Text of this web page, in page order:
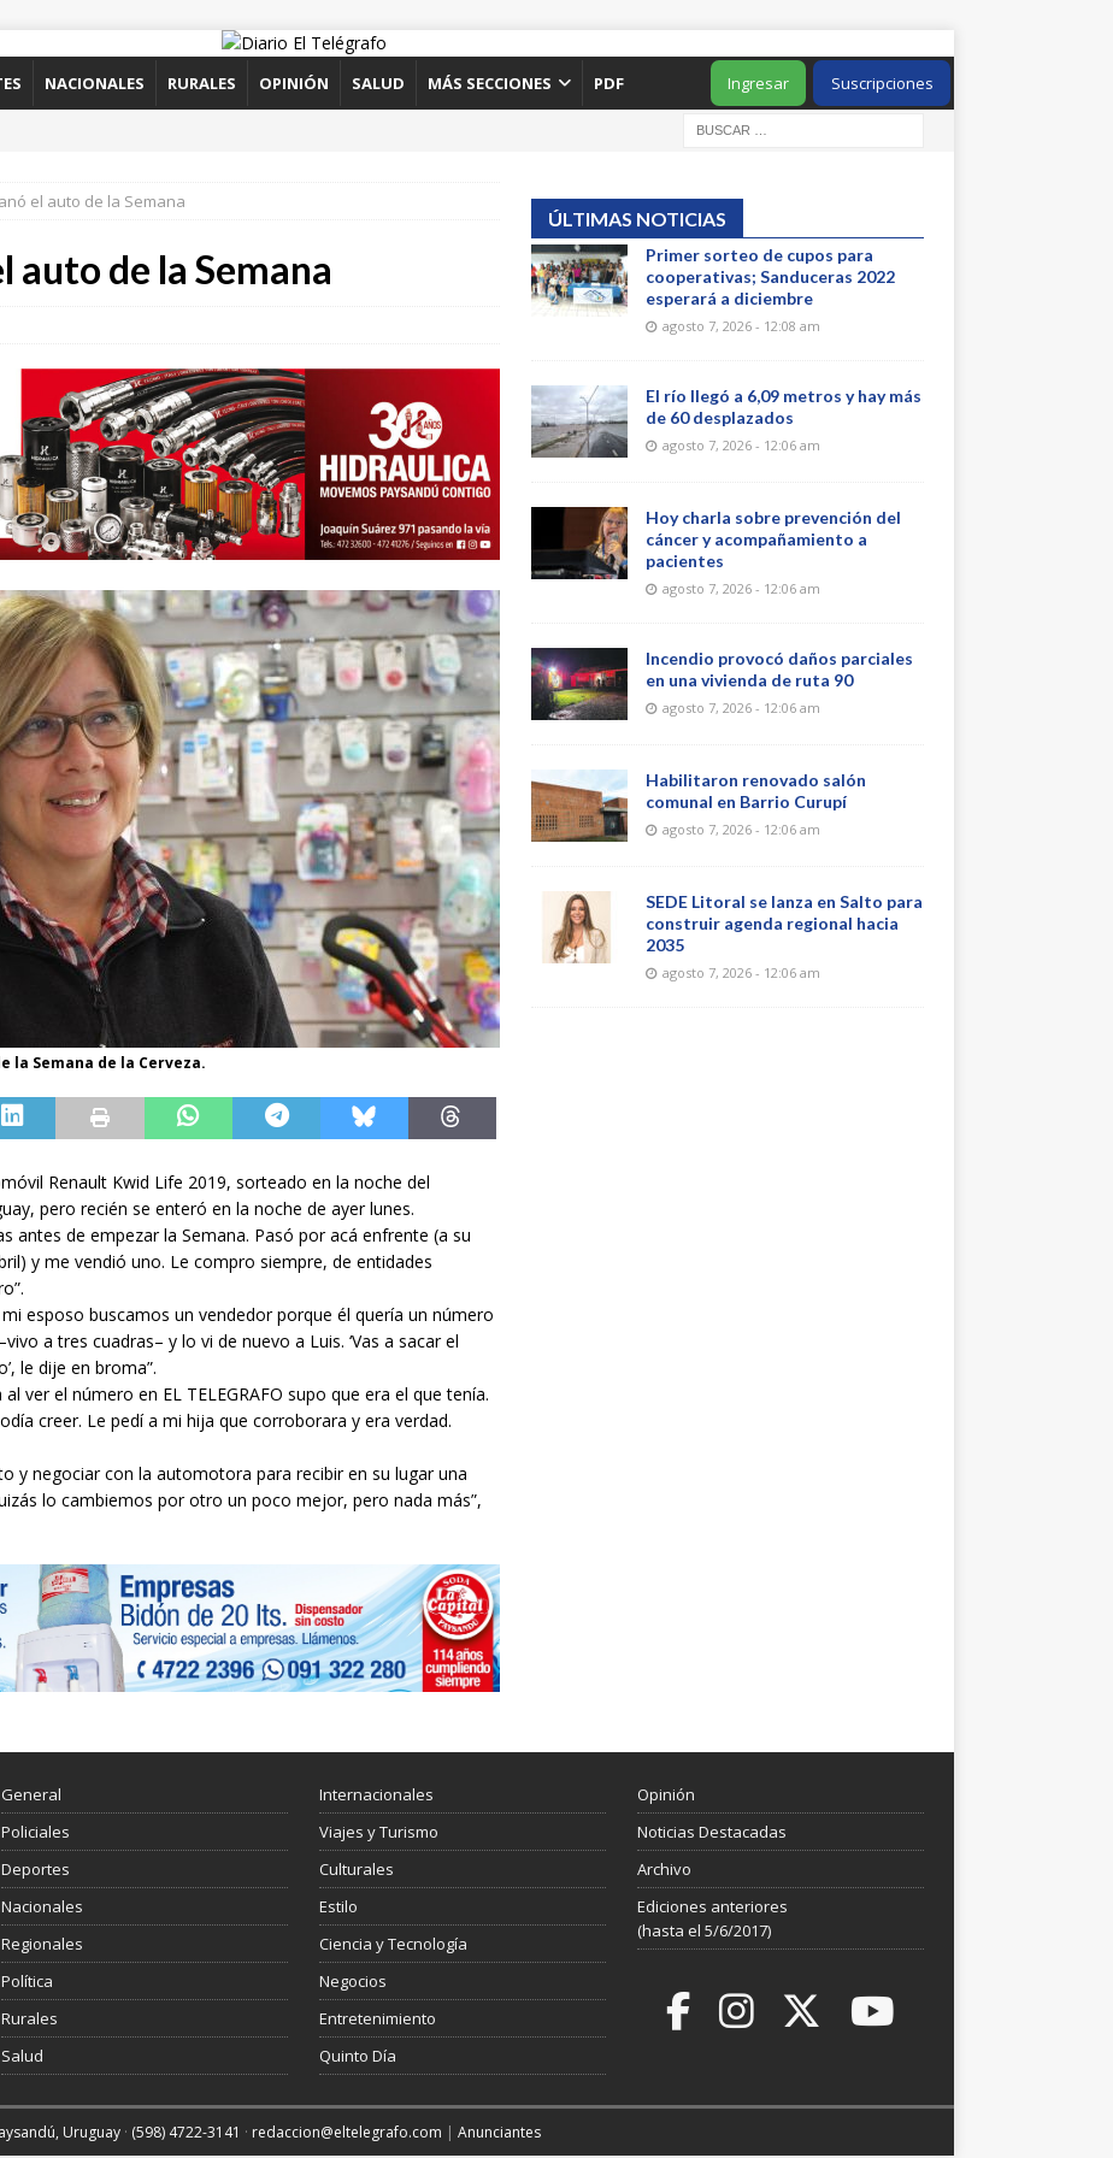
NACIONALES RURALES OPINIÓN SALUD MÁS SECCIONES PDF Suscripciones
Ingresar
el auto de la Semana
auto de la Semana
la Semana de la Cerveza.
Renault Kwid Life 2019, sorteado en la noche del
pero recién se enteró en la noche de ayer lunes.
antes de empezar la Semana. Pasó por acá enfrente (a su
y me vendió uno. Le compro siempre, de entidades
esposo buscamos un vendedor porque él quería un número
a tres cuadras– y lo vi de nuevo a Luis. ‘Vas a sacar el
le dije en broma”.
ver el número en EL TELEGRAFO supo que era el que tenía.
creer. Le pedí a mi hija que corroborara y era verdad.
y negociar con la automotora para recibir en su lugar una
lo cambiemos por otro un poco mejor, pero nada más”,
ÚLTIMAS NOTICIAS
Primer sorteo de cupos para
cooperativas; Sanduceras 2022
esperará a diciembre
agosto 7, 2026 - 12:08 am
El río llegó a 6,09 metros y hay más
de 60 desplazados
agosto 7, 2026 - 12:06 am
Hoy charla sobre prevención del
cáncer y acompañamiento a
pacientes
agosto 7, 2026 - 12:06 am
Incendio provocó daños parciales
en una vivienda de ruta 90
agosto 7, 2026 - 12:06 am
Habilitaron renovado salón
comunal en Barrio Curupí
agosto 7, 2026 - 12:06 am
SEDE Litoral se lanza en Salto para
construir agenda regional hacia
2035
agosto 7, 2026 - 12:06 am
General
Policiales
Deportes
Nacionales
Regionales
Política
Rurales
Salud
Internacionales
Viajes y Turismo
Culturales
Estilo
Ciencia y Tecnología
Negocios
Entretenimiento
Quinto Día
Opinión
Noticias Destacadas
Archivo
Ediciones anteriores
(hasta el 5/6/2017)
Uruguay · (598) 4722-3141 · redaccion@eltelegrafo.com | Anunciantes